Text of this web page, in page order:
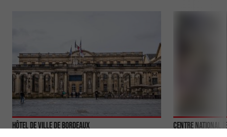
Hôtel de Ville de Bordeaux Centre National